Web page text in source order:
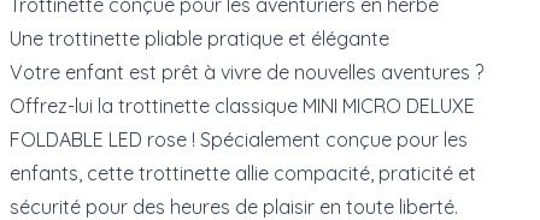
Une trottinette pliable pratique et élégante
Votre enfant est prêt à vivre de nouvelles aventures ?
Offrez-lui la trottinette classique MINI MICRO DELUXE
FOLDABLE LED rose ! Spécialement conçue pour les
enfants, cette trottinette allie compacité, praticité et
sécurité pour des heures de plaisir en toute liberté.